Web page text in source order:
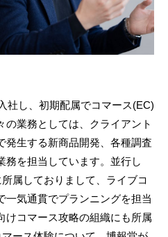
社し、初期配属でコマース(EC)
の業務としては、クライアント
発生する新商品開発、各種調査
務を担当しています。並行し
属しておりまして、ライブコ
一気通貫でプランニングを担当
けコマース攻略の組織にも所属